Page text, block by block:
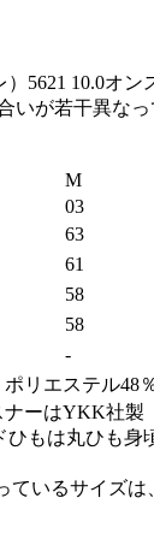
が若干異な
M
03
63
61
58
58
-
ポリエステル48
ーはYKK社
もは丸ひも身
ているサイズは